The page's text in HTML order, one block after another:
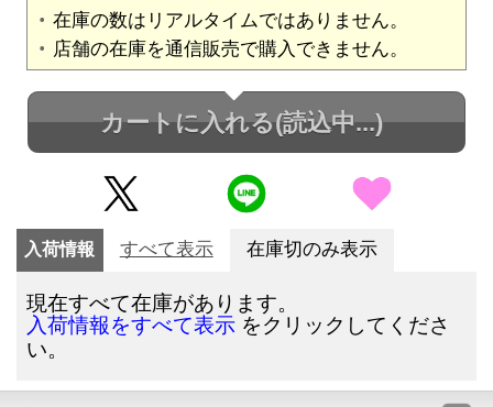
在庫の数はリアルタイムではありません。
店舗の在庫を通信販売で購入できません。
カートに入れる(読込中...)
入荷情報 すべて表示 在庫切のみ表示
現在すべて在庫があります。
入荷情報をすべて表示 をクリックしてくださ
い。